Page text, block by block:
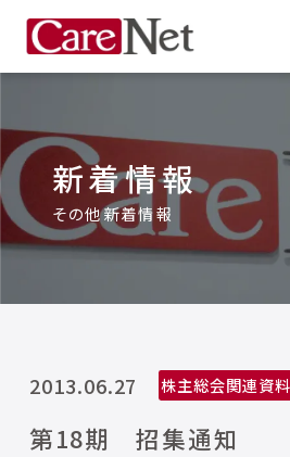
新着情報
その他新着情報
2013.06.27 株主総会関連資料
第18期 招集通知